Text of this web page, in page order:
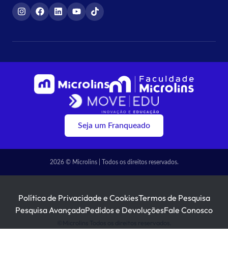
Seja um Franqueado
2026 © Microlins | Todos os direitos reservados.
Política de Privacidade e CookiesTermos de Pesquisa
Pesquisa AvançadaPedidos e DevoluçõesFale Conosco